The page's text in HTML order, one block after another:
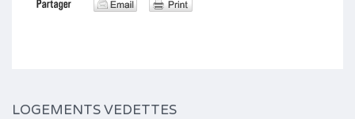
LOGEMENTS VEDETTES